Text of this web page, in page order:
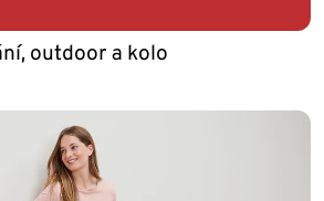
outdoor a kolo